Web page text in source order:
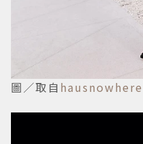
圖／取自 hausnowhere